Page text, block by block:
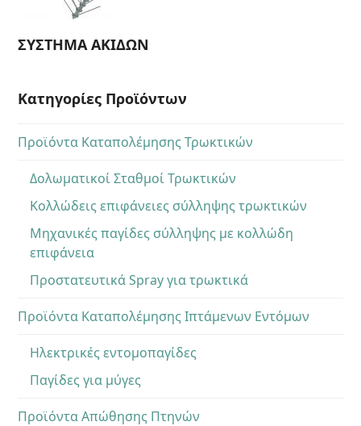
ΣΥΣΤΗΜΑ ΑΚΙΔΩΝ
Κατηγορίες Προϊόντων
Προϊόντα Καταπολέμησης Τρωκτικών
Δολωματικοί Σταθμοί Τρωκτικών
Κολλώδεις επιφάνειες σύλληψης τρωκτικών
Μηχανικές παγίδες σύλληψης με κολλώδη
επιφάνεια
Προστατευτικά Spray για τρωκτικά
Προϊόντα Καταπολέμησης Ιπτάμενων Εντόμων
Ηλεκτρικές εντομοπαγίδες
Παγίδες για μύγες
Προϊόντα Απώθησης Πτηνών